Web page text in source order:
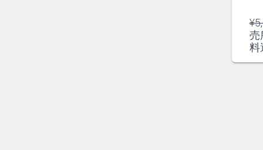
¥
売
料